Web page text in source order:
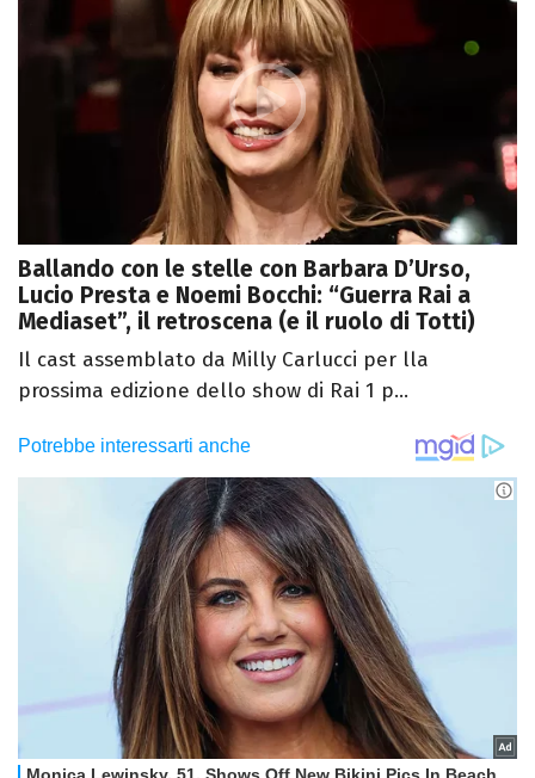
Ballando con le stelle con Barbara D’Urso,
Lucio Presta e Noemi Bocchi: “Guerra Rai a
Mediaset”, il retroscena (e il ruolo di Totti)
Il cast assemblato da Milly Carlucci per lla
prossima edizione dello show di Rai 1 p...